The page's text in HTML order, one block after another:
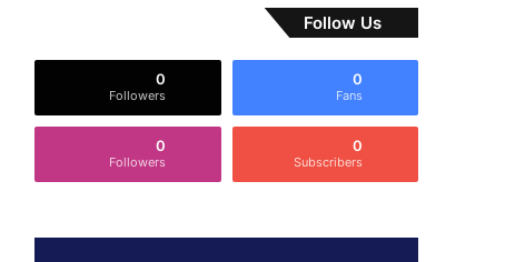
Follow Us
0
Fans
0
Followers
0
Subscribers
0
Followers